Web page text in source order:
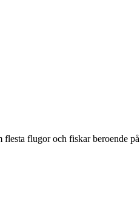
flugor och fiskar beroende